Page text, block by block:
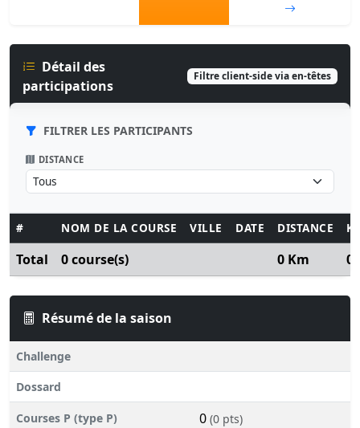
Détail des
participations
Filtre client-side via en-têtes
FILTRER LES PARTICIPANTS
DISTANCE
# NOM DE LA COURSE VILLE DATE DISTANCE
Total 0 course(s) 0 Km 0
Résumé de la saison
Challenge
Dossard
Courses P (type P) 0 (0 pts)